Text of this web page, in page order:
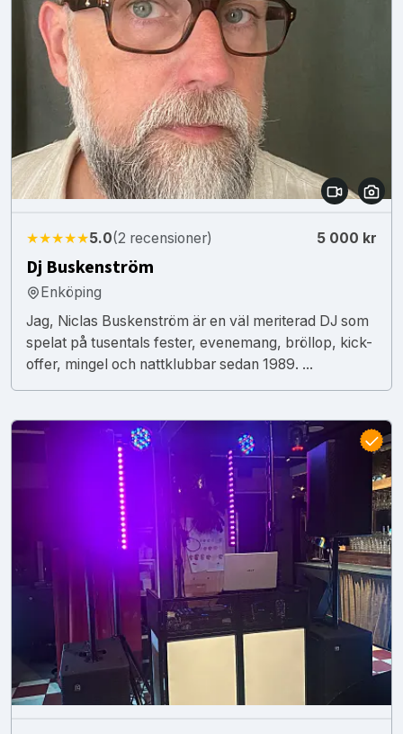
★★★★★5.0(2 recensioner) 5 000 kr
Dj Buskenström
Enköping
Jag, Niclas Buskenström är en väl meriterad DJ som
spelat på tusentals fester, evenemang, bröllop, kick-
offer, mingel och nattklubbar sedan 1989. ...